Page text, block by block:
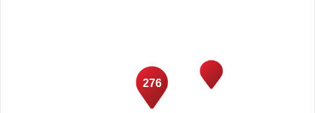
276